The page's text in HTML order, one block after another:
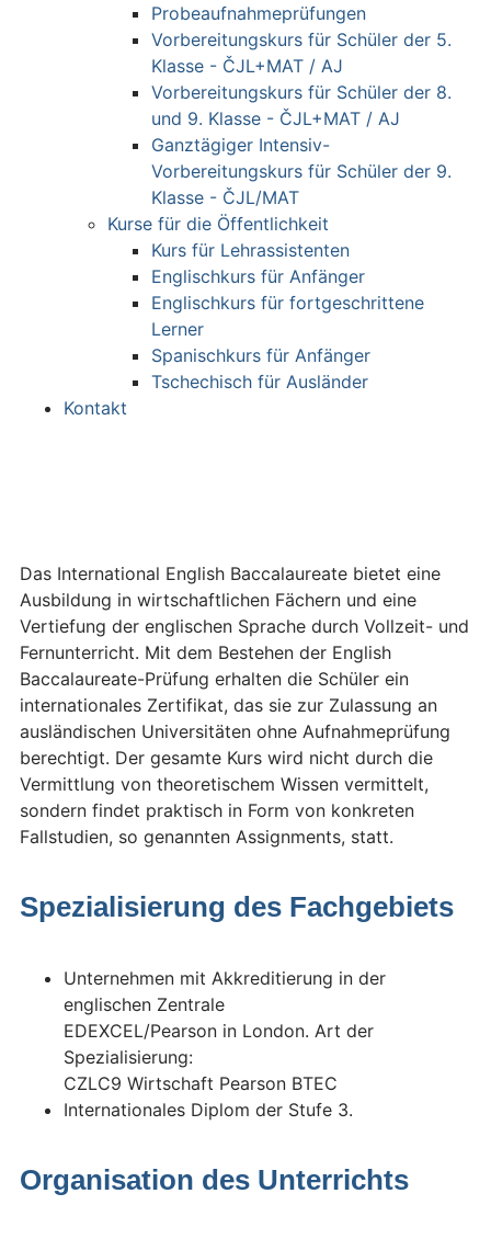
Probeaufnahmeprüfungen
Vorbereitungskurs für Schüler der 5.
Klasse - ČJL+MAT / AJ
Vorbereitungskurs für Schüler der 8.
und 9. Klasse - ČJL+MAT / AJ
Ganztägiger Intensiv-
Vorbereitungskurs für Schüler der 9.
Klasse - ČJL/MAT
Kurse für die Öffentlichkeit
Kurs für Lehrassistenten
Englischkurs für Anfänger
Englischkurs für fortgeschrittene
Lerner
Spanischkurs für Anfänger
Tschechisch für Ausländer
Kontakt
Das International English Baccalaureate bietet eine
Ausbildung in wirtschaftlichen Fächern und eine
Vertiefung der englischen Sprache durch Vollzeit- und
Fernunterricht. Mit dem Bestehen der English
Baccalaureate-Prüfung erhalten die Schüler ein
internationales Zertifikat, das sie zur Zulassung an
ausländischen Universitäten ohne Aufnahmeprüfung
berechtigt. Der gesamte Kurs wird nicht durch die
Vermittlung von theoretischem Wissen vermittelt,
sondern findet praktisch in Form von konkreten
Fallstudien, so genannten Assignments, statt.
Spezialisierung des Fachgebiets
Unternehmen mit Akkreditierung in der
englischen Zentrale
EDEXCEL/Pearson in London. Art der
Spezialisierung:
CZLC9 Wirtschaft Pearson BTEC
Internationales Diplom der Stufe 3.
Organisation des Unterrichts